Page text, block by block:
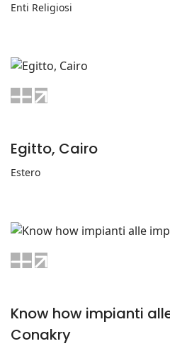
Enti Religiosi
Egitto, Cairo
Estero
Know how impianti
Conakry